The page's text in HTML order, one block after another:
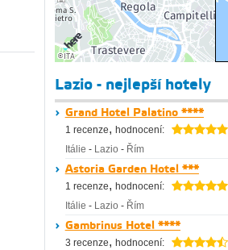
Lazio - nejlepší hotely
Grand Hotel Palatino ****
1 recenze, hodnocení:
Itálie - Lazio - Řím
Astoria Garden Hotel ***
1 recenze, hodnocení:
Itálie - Lazio - Řím
Gambrinus Hotel ****
3 recenze, hodnocení: